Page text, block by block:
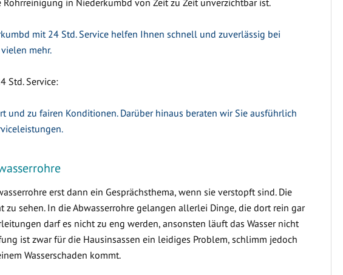
in Niederkumbd von Zeit zu Zeit unverzichtbar ist.
mit 24 Std. Service helfen Ihnen schnell und zuverlässig bei
mehr.
Std. Service:
und zu fairen Konditionen. Darüber hinaus beraten wir Sie ausführlich
erst dann ein Gesprächsthema, wenn sie verstopft sind. Die
zu sehen. In die Abwasserrohre gelangen allerlei Dinge, die dort rein gar
darf es nicht zu eng werden, ansonsten läuft das Wasser nicht
ist zwar für die Hausinsassen ein leidiges Problem, schlimm jedoch
Wasserschaden kommt.